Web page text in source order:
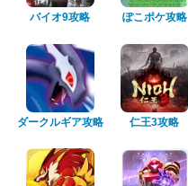
バイオ9攻略 ぽこポケ攻略
ダークルギア攻略 仁王3攻略